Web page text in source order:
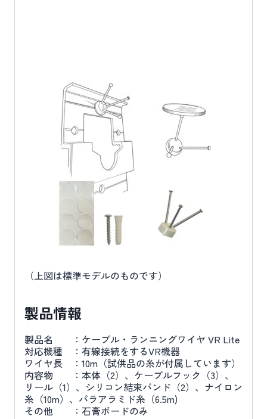
（上図は標準モデルのものです）
製品情報
製品名 ：ケーブル・ランニングワイヤ VR Lite
対応機種 ：有線接続をするVR機器
ワイヤ長 ：10m（試供品の糸が付属しています）
内容物 ：本体（2）、ケーブルフック（3）、
リール（1）、シリコン結束バンド（2）、ナイロン
糸（10m）、パラアラミド糸（6.5m)
その他 ：石膏ボードのみ